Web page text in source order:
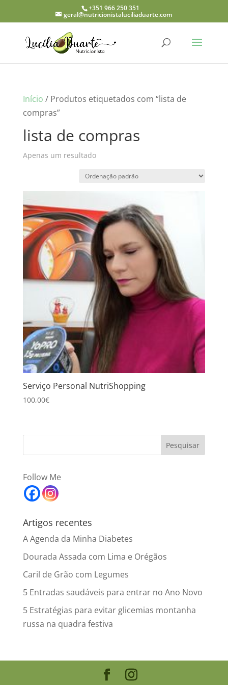
+351 966 250 351
geral@nutricionistaluciliaduarte.com
Início / Produtos etiquetados com “lista de
compras”
lista de compras
Apenas um resultado
Serviço Personal NutriShopping
100,00€
Follow Me
Artigos recentes
A Agenda da Minha Diabetes
Dourada Assada com Lima e Orégãos
Caril de Grão com Legumes
5 Entradas saudáveis para entrar no Ano Novo
5 Estratégias para evitar glicemias montanha
russa na quadra festiva